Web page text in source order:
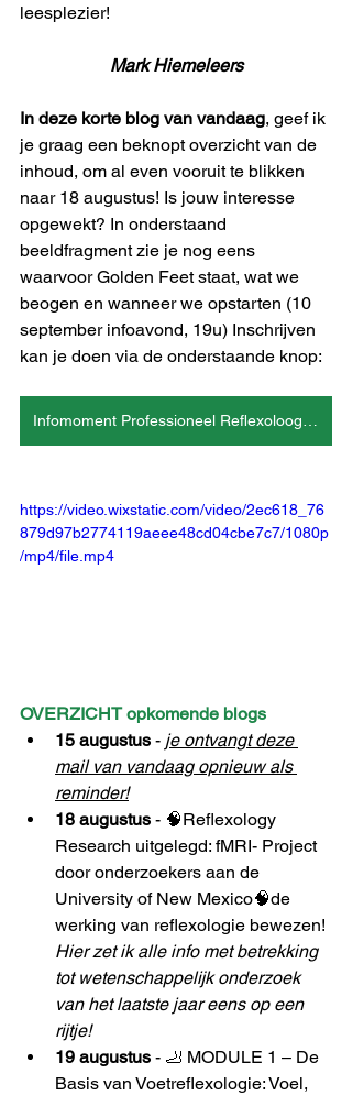
leesplezier!
Mark Hiemeleers
In deze korte blog van vandaag, geef ik
je graag een beknopt overzicht van de
inhoud, om al even vooruit te blikken
naar 18 augustus! Is jouw interesse
opgewekt? In onderstaand
beeldfragment zie je nog eens
waarvoor Golden Feet staat, wat we
beogen en wanneer we opstarten (10
september infoavond, 19u) Inschrijven
kan je doen via de onderstaande knop:
https://video.wixstatic.com/video/2ec618_76
879d97b2774119aeee48cd04cbe7c7/1080p
/mp4/file.mp4
OVERZICHT opkomende blogs
15 augustus - je ontvangt deze
mail van vandaag opnieuw als
reminder!
18 augustus - 🧠Reflexology
Research uitgelegd: fMRI- Project
door onderzoekers aan de
University of New Mexico🧠de
werking van reflexologie bewezen!
Hier zet ik alle info met betrekking
tot wetenschappelijk onderzoek
van het laatste jaar eens op een
rijtje!
19 augustus - 🦶 MODULE 1 – De
Basis van Voetreflexologie: Voel,